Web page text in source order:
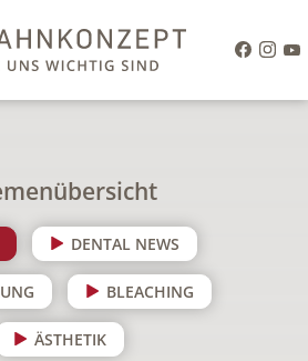
DENTAL NEWS
BLEACHING
ÄSTHETIK